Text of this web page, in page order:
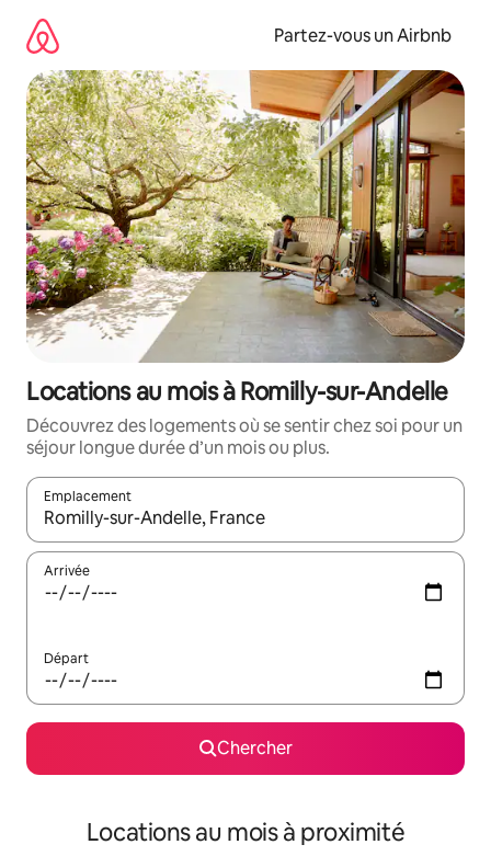
directement
contenu
Partez-vous un Airbnb
Locations au mois à Romilly-sur-Andelle
Découvrez des logements où se sentir chez soi pour un
séjour longue durée d’un mois ou plus.
Emplacement
Quand les résultats sont affichés, parcourez-les en utilisant
Arrivée
Départ
Chercher
Locations au mois à proximité